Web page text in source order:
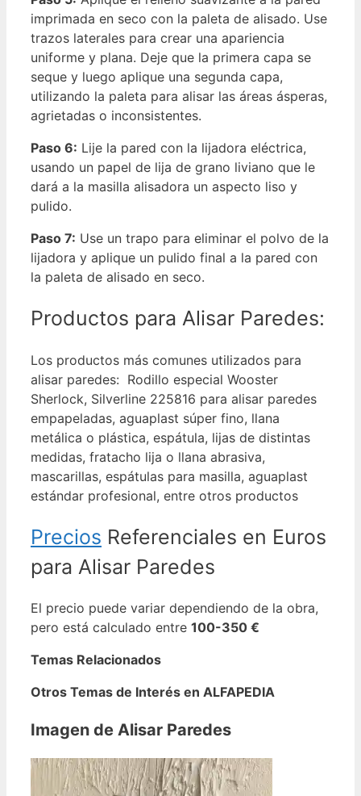
imprimada en seco con la paleta de alisado. Use
trazos laterales para crear una apariencia
uniforme y plana. Deje que la primera capa se
seque y luego aplique una segunda capa,
utilizando la paleta para alisar las áreas ásperas,
agrietadas o inconsistentes.
Paso 6: Lije la pared con la lijadora eléctrica,
usando un papel de lija de grano liviano que le
dará a la masilla alisadora un aspecto liso y
pulido.
Paso 7: Use un trapo para eliminar el polvo de la
lijadora y aplique un pulido final a la pared con
la paleta de alisado en seco.
Productos para Alisar Paredes:
Los productos más comunes utilizados para
alisar paredes: Rodillo especial Wooster
Sherlock, Silverline 225816 para alisar paredes
empapeladas, aguaplast súper fino, llana
metálica o plástica, espátula, lijas de distintas
medidas, fratacho lija o llana abrasiva,
mascarillas, espátulas para masilla, aguaplast
estándar profesional, entre otros productos
Precios Referenciales en Euros
para Alisar Paredes
El precio puede variar dependiendo de la obra,
pero está calculado entre 100-350 €
Temas Relacionados
Otros Temas de Interés en ALFAPEDIA
Imagen de Alisar Paredes